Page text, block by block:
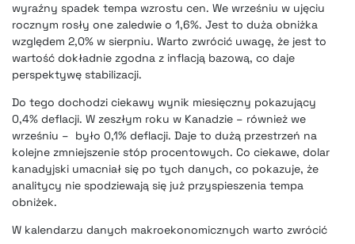
wyraźny spadek tempa wzrostu cen. We wrześniu w ujęciu
rocznym rosły one zaledwie o 1,6%. Jest to duża obniżka
względem 2,0% w sierpniu. Warto zwrócić uwagę, że jest to
wartość dokładnie zgodna z inflacją bazową, co daje
perspektywę stabilizacji.
Do tego dochodzi ciekawy wynik miesięczny pokazujący
0,4% deflacji. W zeszłym roku w Kanadzie – również we
wrześniu – było 0,1% deflacji. Daje to dużą przestrzeń na
kolejne zmniejszenie stóp procentowych. Co ciekawe, dolar
kanadyjski umacniał się po tych danych, co pokazuje, że
analitycy nie spodziewają się już przyspieszenia tempa
obniżek.
W kalendarzu danych makroekonomicznych warto zwrócić